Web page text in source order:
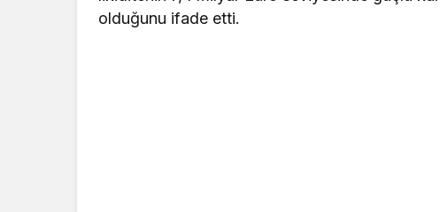
olduğunu ifade etti.